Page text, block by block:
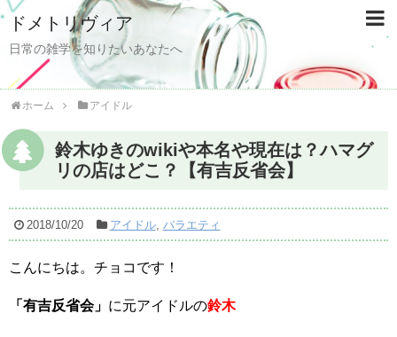
ドメトリヴィア
日常の雑学を知りたいあなたへ
ホーム アイドル
鈴木ゆきのwikiや本名や現在は？ハマグ
リの店はどこ？【有吉反省会】
2018/10/20 アイドル, バラエティ
こんにちは。チョコです！
「有吉反省会」 に元アイドルの鈴木